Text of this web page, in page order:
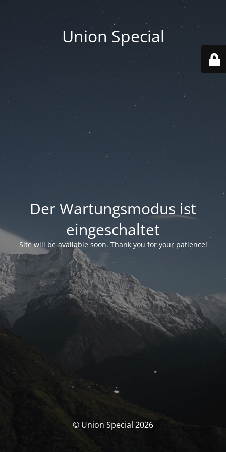
Union Special
Der Wartungsmodus ist
eingeschaltet
Site will be available soon. Thank you for your patience!
© Union Special 2026